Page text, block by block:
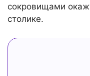
сокровищами
столике.